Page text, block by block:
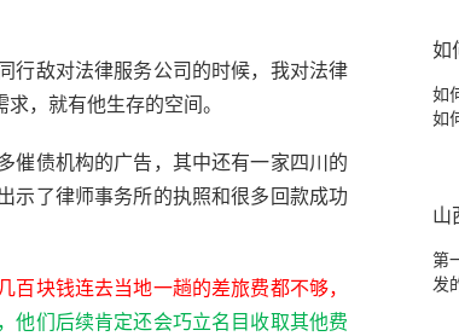
行敌对法律服务公司的时候，我对法律
，就有他生存的空间。
催债机构的广告，其中还有一家四川的
示了律师事务所的执照和很多回款成功
百块钱连去当地一趟的差旅费都不够，
他们后续肯定还会巧立名目收取其他费
如
的
如
如
山
力
第
发